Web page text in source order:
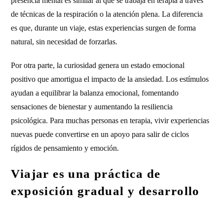
de técnicas de la respiración o la atención plena. La diferencia
es que, durante un viaje, estas experiencias surgen de forma
natural, sin necesidad de forzarlas.
Por otra parte, la curiosidad genera un estado emocional
positivo que amortigua el impacto de la ansiedad. Los estímulos
ayudan a equilibrar la balanza emocional, fomentando
sensaciones de bienestar y aumentando la resiliencia
psicológica. Para muchas personas en terapia, vivir experiencias
nuevas puede convertirse en un apoyo para salir de ciclos
rígidos de pensamiento y emoción.
Viajar es una práctica de
exposición gradual y desarrollo